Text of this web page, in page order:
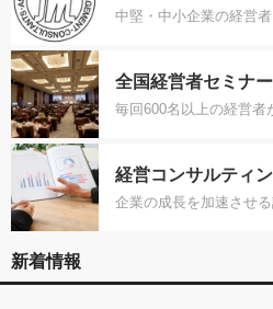
中堅・中小企業の経営
全国経営者セミナー
毎回600名以上の経営者
経営コンサルティ
企業の成長を加速させ
新着情報